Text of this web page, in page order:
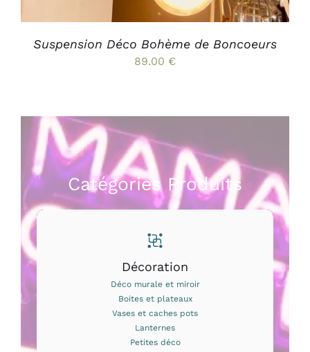
SUR
PAGE
DU
Suspension Déco Bohème de Boncoeurs
89.00 €
Catégories Produits
Décoration
Déco murale et miroir
Boites et plateaux
Vases et caches pots
Lanternes
Petites déco